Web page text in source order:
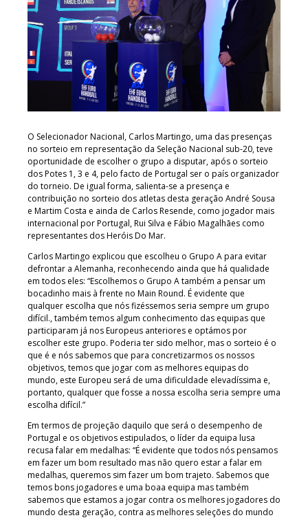
O Selecionador Nacional, Carlos Martingo, uma das presenças
no sorteio em representação da Seleção Nacional sub-20, teve
oportunidade de escolher o grupo a disputar, após o sorteio
dos Potes 1, 3 e 4, pelo facto de Portugal ser o país organizador
do torneio. De igual forma, salienta-se a presença e
contribuição no sorteio dos atletas desta geração André Sousa
e Martim Costa e ainda de Carlos Resende, como jogador mais
internacional por Portugal, Rui Silva e Fábio Magalhães como
representantes dos Heróis Do Mar.
Carlos Martingo explicou que escolheu o Grupo A para evitar
defrontar a Alemanha, reconhecendo ainda que há qualidade
em todos eles: “Escolhemos o Grupo A também a pensar um
bocadinho mais à frente no Main Round. É evidente que
qualquer escolha que nós fizéssemos seria sempre um grupo
difícil., também temos algum conhecimento das equipas que
participaram já nos Europeus anteriores e optámos por
escolher este grupo. Poderia ter sido melhor, mas o sorteio é o
que é e nós sabemos que para concretizarmos os nossos
objetivos, temos que jogar com as melhores equipas do
mundo, este Europeu será de uma dificuldade elevadíssima e,
portanto, qualquer que fosse a nossa escolha seria sempre uma
escolha difícil.”
Em termos de projeção daquilo que será o desempenho de
Portugal e os objetivos estipulados, o líder da equipa lusa
recusa falar em medalhas: “É evidente que todos nós pensamos
em fazer um bom resultado mas não quero estar a falar em
medalhas, queremos sim fazer um bom trajeto. Sabemos que
temos bons jogadores e uma boaa equipa mas também
sabemos que estamos a jogar contra os melhores jogadores do
mundo desta geração, contra as melhores seleções do mundo